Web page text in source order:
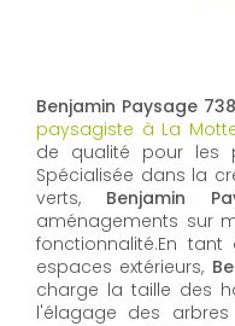
Benjamin Paysage 738
paysagiste à La
de qualité pour les
Spécialisée dans la
verts, Benjamin
aménagements sur
fonctionnalité.En tant
espaces extérieurs,
charge la taille des
l'élagage des